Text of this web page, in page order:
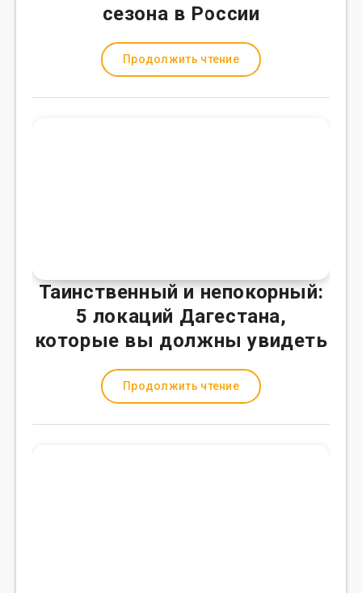
сезона в России
Продолжить чтение
Таинственный и непокорный:
5 локаций Дагестана,
которые вы должны увидеть
Продолжить чтение